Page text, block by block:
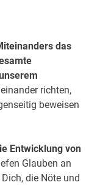
das
richten,
beweisen
Entwicklung von
Glauben an
die Nöte und